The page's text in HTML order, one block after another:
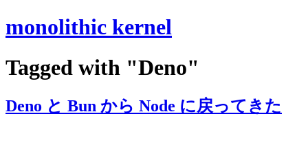
monolithic kernel
Tagged with "Deno"
Deno と Bun から Node に戻ってきた